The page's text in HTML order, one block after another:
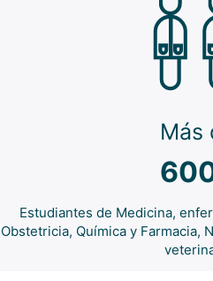
Más
Estudiantes de Medicina,
Obstetricia, Química y Farmacia,